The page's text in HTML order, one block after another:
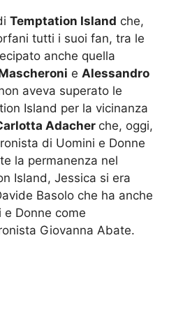
Temptation Island che,
tutti i suoi fan, tra le
anche quella
e Alessandro
aveva superato le
Island per la vicinanza
a Adacher che, oggi,
di Uomini e Donne
la permanenza nel
Island, Jessica si era
Basolo che ha anche
Donne come
Giovanna Abate.